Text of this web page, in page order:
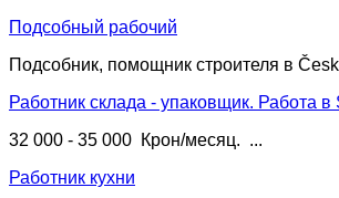
Подсобный рабочий
Подсобник, помощник строителя в
Работник склада - упаковщик. Работа в
32 000 - 35 000 Крон/месяц. ...
Работник кухни